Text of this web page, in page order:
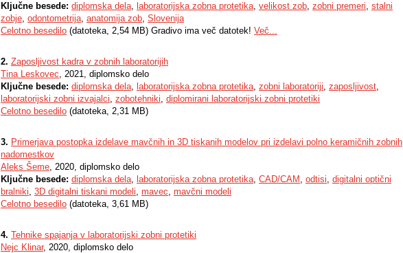
Ključne besede: diplomska dela, laboratorijska zobna protetika, velikost zob, zobni premeri, stalni
zobje, odontometrija, anatomija zob, Slovenija
Celotno besedilo (datoteka, 2,54 MB) Gradivo ima več datotek! Več...
2. Zaposljivost kadra v zobnih laboratorijih
Tina Leskovec, 2021, diplomsko delo
Ključne besede: diplomska dela, laboratorijska zobna protetika, zobni laboratoriji, zaposljivost,
laboratorijski zobni izvajalci, zobotehniki, diplomirani laboratorijski zobni protetiki
Celotno besedilo (datoteka, 2,31 MB)
3. Primerjava postopka izdelave mavčnih in 3D tiskanih modelov pri izdelavi polno keramičnih zobnih
nadomestkov
Aleks Šeme, 2020, diplomsko delo
Ključne besede: diplomska dela, laboratorijska zobna protetika, CAD/CAM , odtisi, digitalni optični
bralniki, 3D digitalni tiskani modeli, mavec, mavčni modeli
Celotno besedilo (datoteka, 3,61 MB)
4. Tehnike spajanja v laboratorijski zobni protetiki
Nejc Klinar, 2020, diplomsko delo